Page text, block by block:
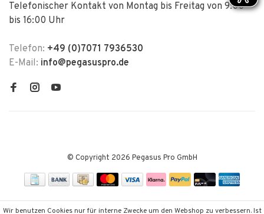
Telefonischer Kontakt von Montag bis Freitag von 9:00
bis 16:00 Uhr
Telefon: +49 (0)7071 7936530
E-Mail: info@pegasuspro.de
© Copyright 2026 Pegasus Pro GmbH
Wir benutzen Cookies nur für interne Zwecke um den Webshop zu verbessern. Ist